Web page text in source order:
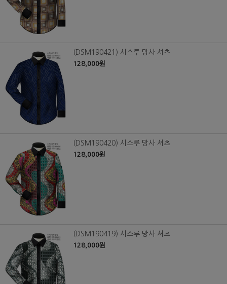
(DSM190421) 시스루 망사 셔츠
128,000원
(DSM190420) 시스루 망사 셔츠
128,000원
(DSM190419) 시스루 망사 셔츠
128,000원